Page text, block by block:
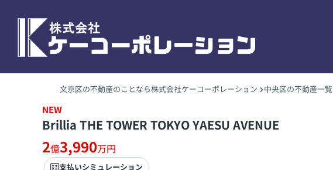
文京区の不動産のことなら株式会社ケーコーポレーション 中央区の不動産一覧
NEW
Brillia THE TOWER TOKYO YAESU AVENUE
2億3,990万円
支払いシミュレーション